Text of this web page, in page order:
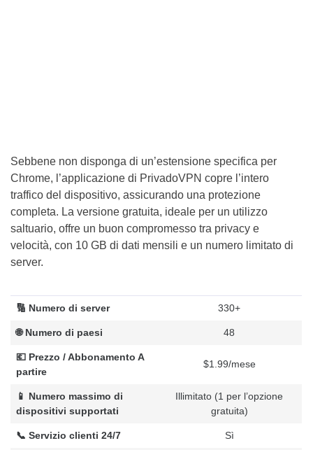
Sebbene non disponga di un’estensione specifica per
Chrome, l’applicazione di PrivadoVPN copre l’intero
traffico del dispositivo, assicurando una protezione
completa. La versione gratuita, ideale per un utilizzo
saltuario, offre un buon compromesso tra privacy e
velocità, con 10 GB di dati mensili e un numero limitato di
server.
🔢 Numero di server 330+
🌐 Numero di paesi 48
💶 Prezzo / Abbonamento A
partire
$1.99/mese
📱 Numero massimo di
dispositivi supportati
Illimitato (1 per l’opzione
gratuita)
📞 Servizio clienti 24/7 Sì